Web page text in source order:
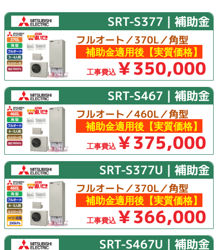
SRT-S377｜補助金
フルオート／370L／角型
補助金適用後【実質価格】
工事費込 ￥350,000
SRT-S467｜補助金
フルオート／460L／角型
補助金適用後【実質価格】
工事費込 ￥375,000
SRT-S377U｜補助金
フルオート／370L／角型
補助金適用後【実質価格】
工事費込 ￥366,000
SRT-S467U｜補助金